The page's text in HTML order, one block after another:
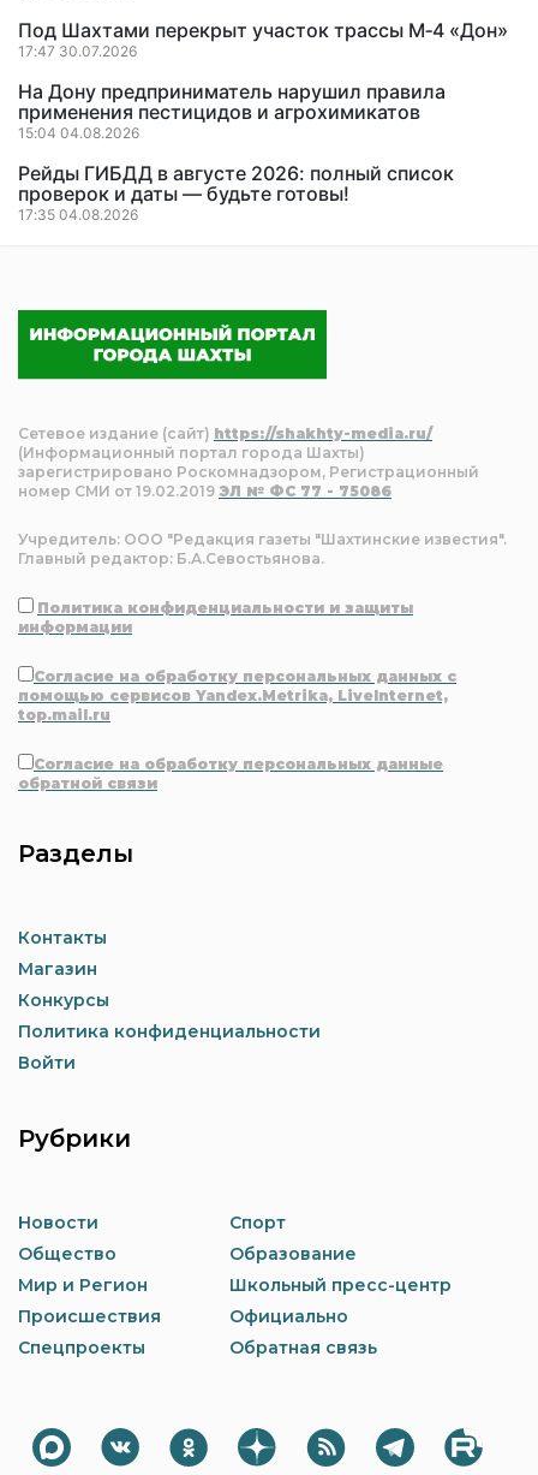
Под Шахтами перекрыт участок трассы М‑4 «Дон»
17:47 30.07.2026
На Дону предприниматель нарушил правила
применения пестицидов и агрохимикатов
15:04 04.08.2026
Рейды ГИБДД в августе 2026: полный список
проверок и даты — будьте готовы!
17:35 04.08.2026
Сетевое издание (сайт) https://shakhty-media.ru/
(Информационный портал города Шахты)
зарегистрировано Роскомнадзором, Регистрационный
номер СМИ от 19.02.2019 ЭЛ № ФС 77 - 75086
Учредитель: ООО "Редакция газеты "Шахтинские известия".
Главный редактор: Б.А.Севостьянова.
Политика конфиденциальности и защиты
информации
Согласие на обработку персональных данных с
помощью сервисов Yandex.Metrika, LiveInternet,
top.mail.ru
Согласие на обработку персональных данные
обратной связи
Разделы
Контакты
Магазин
Конкурсы
Политика конфиденциальности
Войти
Рубрики
Новости
Общество
Мир и Регион
Происшествия
Спецпроекты
Спорт
Образование
Школьный пресс-центр
Официально
Обратная связь